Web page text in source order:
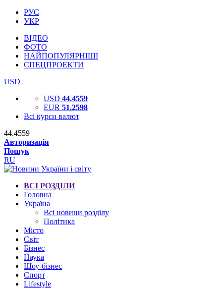
РУС
УКР
ВІДЕО
ФОТО
НАЙПОПУЛЯРНІШІ
СПЕЦПРОЕКТИ
USD
USD 44.4559
EUR 51.2598
Всі курси валют
44.4559
Авторизація
Пошук
RU
ВСІ РОЗДІЛИ
Головна
Україна
Всі новини розділу
Політика
Місто
Світ
Бізнес
Наука
Шоу-бізнес
Спорт
Lifestyle